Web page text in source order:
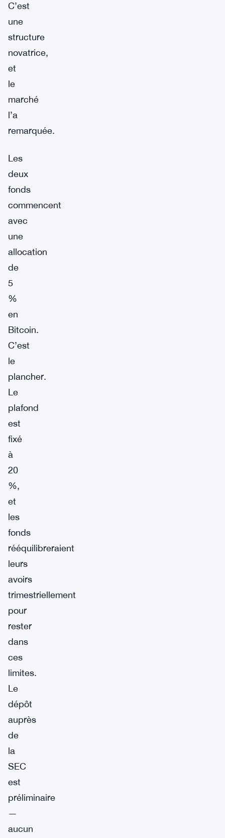
C’est
une
structure
novatrice,
et
le
marché
l’a
remarquée.
Les
deux
fonds
commencent
avec
une
allocation
de
5
%
en
Bitcoin.
C’est
le
plancher.
Le
plafond
est
fixé
à
20
%,
et
les
fonds
rééquilibreraient
leurs
avoirs
trimestriellement
pour
rester
dans
ces
limites.
Le
dépôt
auprès
de
la
SEC
est
préliminaire
—
aucun